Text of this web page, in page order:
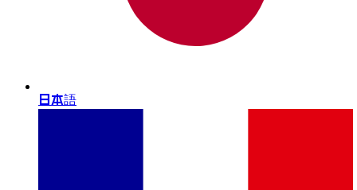
日本語